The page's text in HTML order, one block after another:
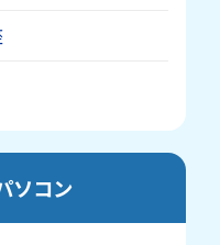
ソコン